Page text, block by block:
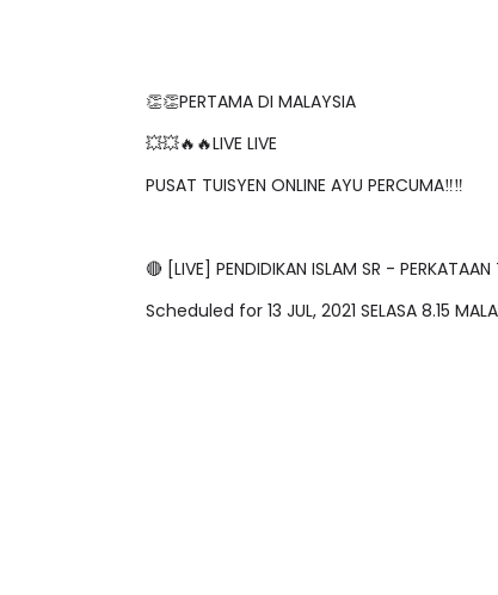
👏👏PERTAMA DI MALAYSIA
💥💥🔥🔥LIVE LIVE
PUSAT TUISYEN ONLINE AYU PERCUMA‼️‼️
🔴 [LIVE] PENDIDIKAN ISLAM SR -
Scheduled for 13 JUL, 2021 SELASA 8.15